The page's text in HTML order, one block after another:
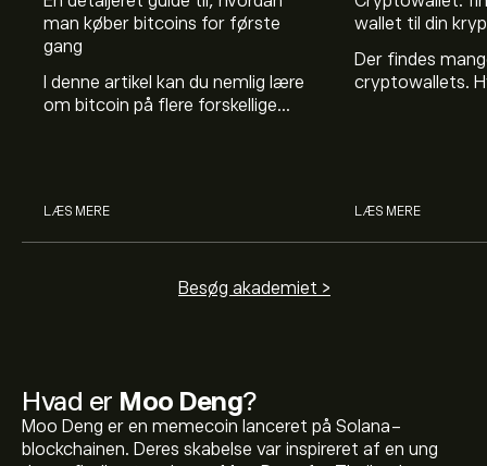
Hvad er Moo Deng?
Moo Deng er en memecoin lanceret på Solana-
blockchainen. Deres skabelse var inspireret af en ung
man køber bitcoins for første
gang
I denne artikel kan du nemlig lære
om bitcoin på flere forskellige
LÆS MERE
wallet til din
Der findes
cryptowallets.
LÆS MERE
Besøg akademiet >